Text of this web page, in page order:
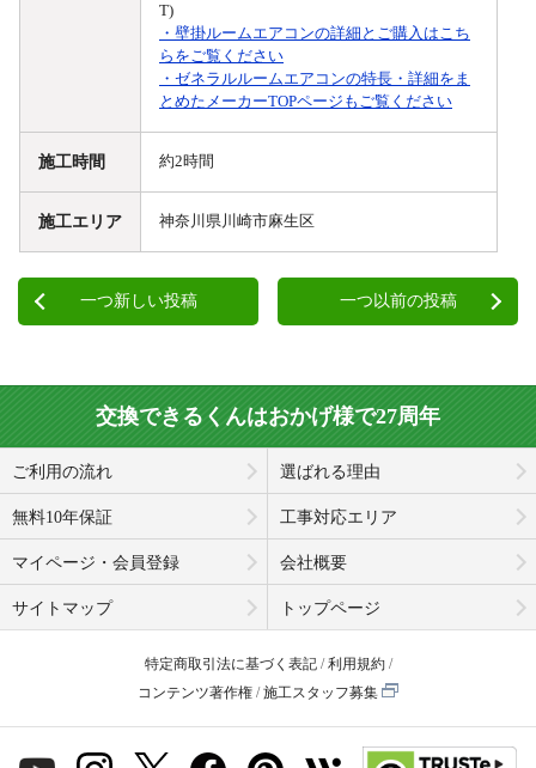
T)
・壁掛ルームエアコンの詳細とご購入はこち
らをご覧ください
・ゼネラルルームエアコンの特長・詳細をま
とめたメーカーTOPページもご覧ください
施工時間 約2時間
施工エリア 神奈川県川崎市麻生区
一つ新しい投稿 一つ以前の投稿
交換できるくんはおかげ様で27周年
ご利用の流れ 選ばれる理由
無料10年保証 工事対応エリア
マイページ・会員登録 会社概要
サイトマップ トップページ
特定商取引法に基づく表記
利用規約
コンテンツ著作権
施工スタッフ募集